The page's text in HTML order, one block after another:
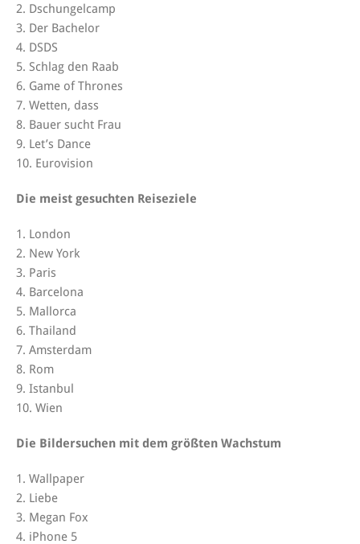
2. Dschungelcamp
3. Der Bachelor
4. DSDS
5. Schlag den Raab
6. Game of Thrones
7. Wetten, dass
8. Bauer sucht Frau
9. Let’s Dance
10. Eurovision
Die meist gesuchten Reiseziele
1. London
2. New York
3. Paris
4. Barcelona
5. Mallorca
6. Thailand
7. Amsterdam
8. Rom
9. Istanbul
10. Wien
Die Bildersuchen mit dem größten Wachstum
1. Wallpaper
2. Liebe
3. Megan Fox
4. iPhone 5